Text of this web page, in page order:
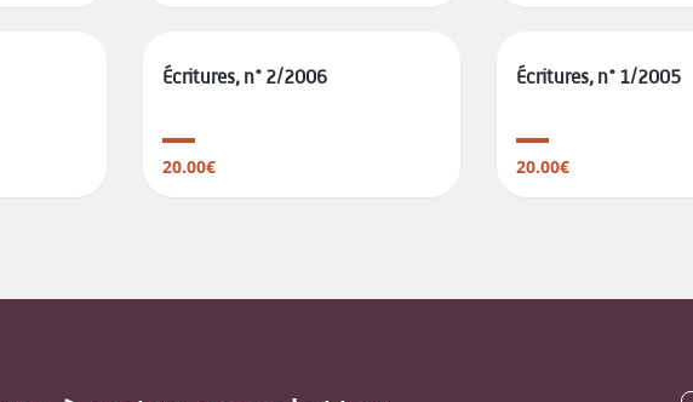
Écritures, n° 2/2006
20.00€
Écritures, n° 1/2005
20.00€